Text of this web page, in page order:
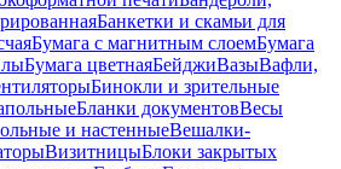
Банкетки и скамьи для
Бумага с магнитным слоемБумага
Бумага цветнаяБейджиВазыВафли,
Бинокли и зрительные
Бланки документовВесы
и настенныеВешалки-
ВизитницыБлоки закрытых